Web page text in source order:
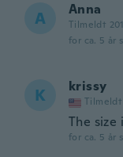
A Anna
Tilmeldt
for ca. 5 år
K krissy
Tilmeldt
The size
for ca. 5 år